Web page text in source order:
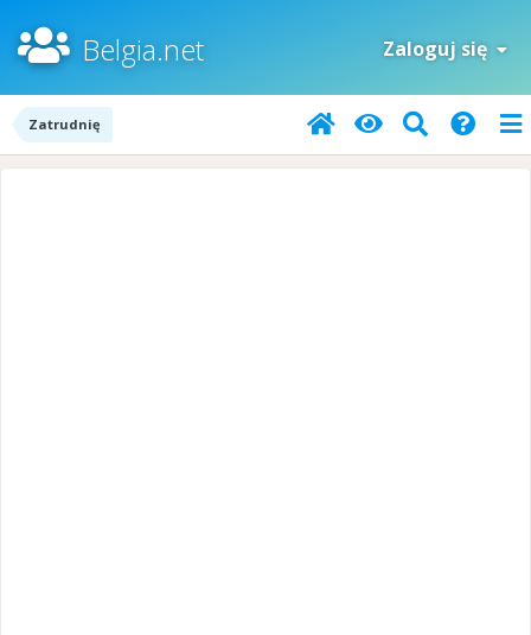
Belgia.net Zaloguj się
Zatrudnię